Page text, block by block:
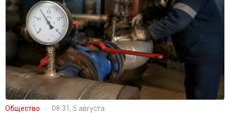
Общество 08:31, 5 августа